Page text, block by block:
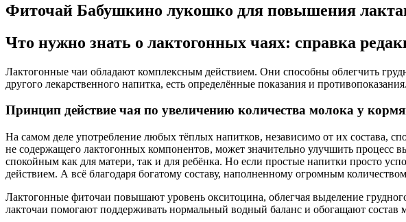
Фиточай Бабушкино лукошко для повышения
Что нужно знать о лактогонных чаях: справка
Лактогонные чаи обладают комплексным действием. Они способны облегчить
другого лекарственного напитка, есть определённые показания и
Принцип действие чая по увеличению количества молока у
На самом деле употребление любых тёплых напитков, независимо от их состава,
не содержащего лактогонных компонентов, может значительно улучшить процесс
спокойным как для матери, так и для ребёнка. Но если простые напитки просто
действием. А всё благодаря богатому составу, наполненному огромным
Лактогонные фиточаи повышают уровень окситоцина, облегчая выделение
лакточаи помогают поддерживать нормальный водный баланс и обогащают